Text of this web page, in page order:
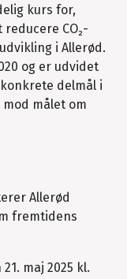
kurs for,
CO₂-
i Allerød.
og er udvidet
delmål i
målet om
Allerød
fremtidens
maj 2025 kl.